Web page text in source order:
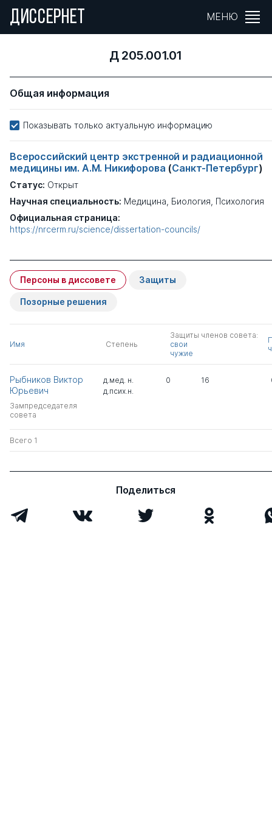
ДИССЕРНЕТ МЕНЮ
Д 205.001.01
Общая информация
Показывать только актуальную информацию
Всероссийский центр экстренной и радиационной
медицины им. А.М. Никифорова (Санкт-Петербург)
Статус: Открыт
Научная специальность: Медицина, Биология, Психология
Официальная страница:
https://nrcerm.ru/science/dissertation-councils/
Персоны в диссовете Защиты
Позорные решения
Имя Степень
Защиты членов совета:
свои
чужие
Рыбников Виктор
Юрьевич
Зампредседателя
совета
д.мед. н.
д.псих.н.
0 16
Всего 1
Поделиться